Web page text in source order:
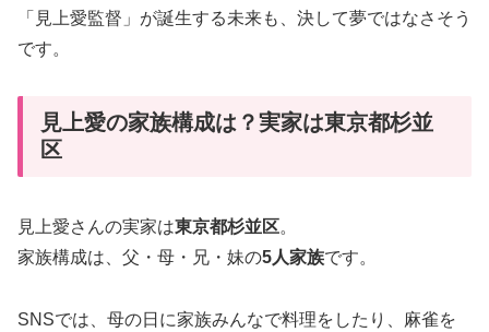
「見上愛監督」が誕生する未来も、決して夢ではなさそう
です。
見上愛の家族構成は？実家は東京都杉並
区
見上愛さんの実家は東京都杉並区。
家族構成は、父・母・兄・妹の5人家族です。
SNSでは、母の日に家族みんなで料理をしたり、麻雀を